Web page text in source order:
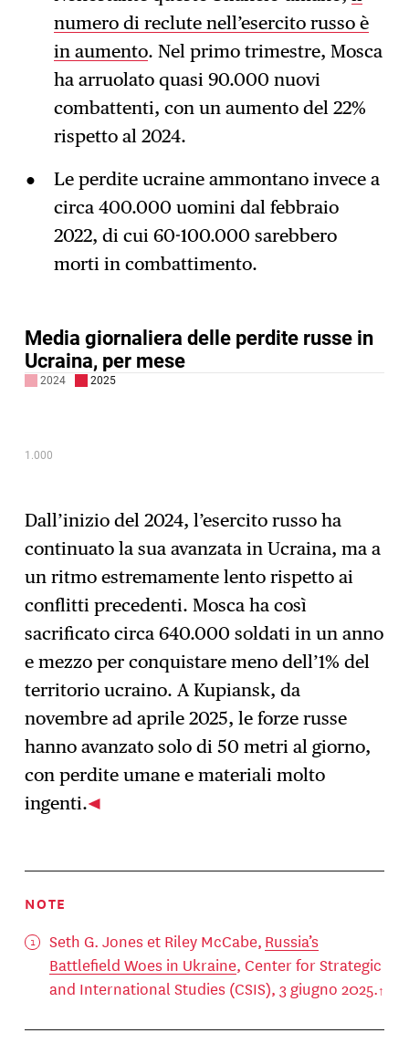
numero di reclute nell’esercito russo è
in aumento. Nel primo trimestre, Mosca
ha arruolato quasi 90.000 nuovi
combattenti, con un aumento del 22%
rispetto al 2024.
Le perdite ucraine ammontano invece a
circa 400.000 uomini dal febbraio
2022, di cui 60-100.000 sarebbero
morti in combattimento.
Dall’inizio del 2024, l’esercito russo ha
continuato la sua avanzata in Ucraina, ma a
un ritmo estremamente lento rispetto ai
conflitti precedenti. Mosca ha così
sacrificato circa 640.000 soldati in un anno
e mezzo per conquistare meno dell’1% del
territorio ucraino. A Kupiansk, da
novembre ad aprile 2025, le forze russe
hanno avanzato solo di 50 metri al giorno,
con perdite umane e materiali molto
ingenti.
NOTE
Seth G. Jones et Riley McCabe, Russia’s
Battlefield Woes in Ukraine, Center for Strategic
and International Studies (CSIS), 3 giugno 2025.